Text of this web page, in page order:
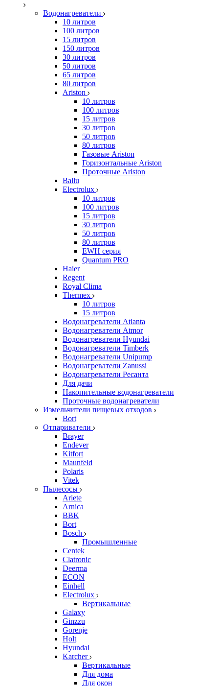
Водонагреватели
10 литров
100 литров
15 литров
150 литров
30 литров
50 литров
65 литров
80 литров
Ariston
10 литров
100 литров
15 литров
30 литров
50 литров
80 литров
Газовые Ariston
Горизонтальные Ariston
Проточные Ariston
Ballu
Electrolux
10 литров
100 литров
15 литров
30 литров
50 литров
80 литров
EWH серия
Quantum PRO
Haier
Regent
Royal Clima
Thermex
10 литров
15 литров
Водонагреватели Atlanta
Водонагреватели Atmor
Водонагреватели Hyundai
Водонагреватели Timberk
Водонагреватели Unipump
Водонагреватели Zanussi
Водонагреватели Ресанта
Для дачи
Накопительные водонагреватели
Проточные водонагреватели
Измельчители пищевых отходов
Bort
Отпариватели
Brayer
Endever
Kitfort
Maunfeld
Polaris
Vitek
Пылесосы
Ariete
Arnica
BBK
Bort
Bosch
Промышленные
Centek
Clatronic
Deerma
ECON
Einhell
Electrolux
Вертикальные
Galaxy
Ginzzu
Gorenje
Holt
Hyundai
Karcher
Вертикальные
Для дома
Для окон